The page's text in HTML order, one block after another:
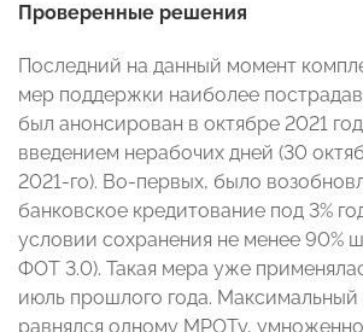
Проверенные решения
Последний на данный момент
мер поддержки наиболее
был анонсирован в октябре 2021
введением нерабочих дней (30
2021-го). Во-первых, было
банковское кредитование под 3%
условии сохранения не менее 90%
ФОТ 3.0). Такая мера уже
июль прошлого года.
равнялся одному МРОТу,